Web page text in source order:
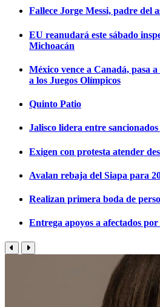
Fallece Jorge Messi, padre del
EU reanudará este sábado
Michoacán
México vence a Canadá, pasa
a los Juegos Olímpicos
Quinto Patio
Jalisco lidera entre
Exigen con protesta atender
Avalan rebaja del Siapa para
Realizan primera boda de
Entrega apoyos a afectados